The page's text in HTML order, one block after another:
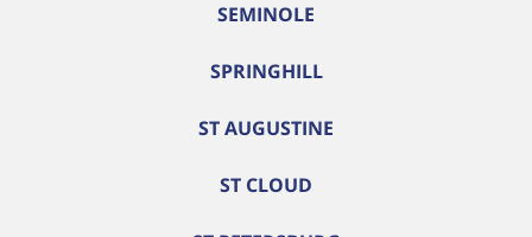
SEMINOLE
SPRINGHILL
ST AUGUSTINE
ST CLOUD